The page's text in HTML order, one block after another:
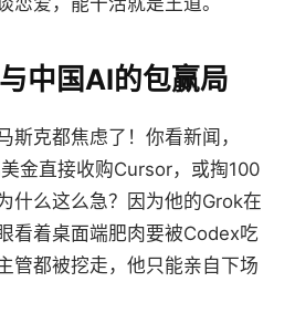
中国AI的包赢局
斯克都焦虑了！你看新闻，
金直接收购Cursor，或掏100
什么这么急？因为他的Grok在
看着桌面端肥肉要被Codex吃
管都被挖走，他只能亲自下场